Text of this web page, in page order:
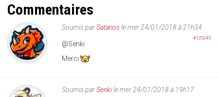
Commentaires
Soumis parSatanosle mer 24/01/2018 à 21h34
#123243
@Senki
Merci
Soumis parSenkile mer 24/01/2018 à 19h17